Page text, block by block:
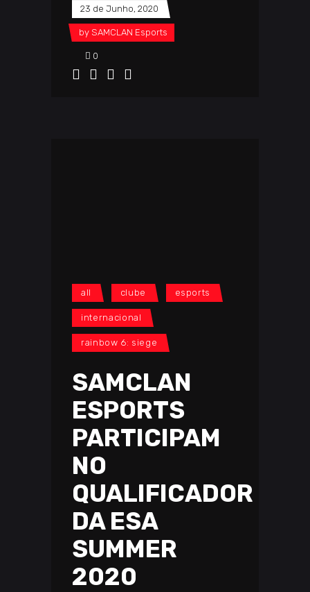
23 de Junho, 2020
by SAMCLAN Esports
0
all clube esports
internacional
rainbow 6: siege
SAMCLAN
ESPORTS
PARTICIPAM
NO
QUALIFICADOR
DA ESA
SUMMER
2020